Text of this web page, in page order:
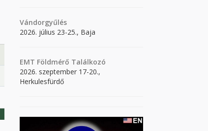
Vándorgyűlés
2026. július 23-25., Baja
EMT Földmérő Találkozó
2026. szeptember 17-20.,
Herkulesfürdő